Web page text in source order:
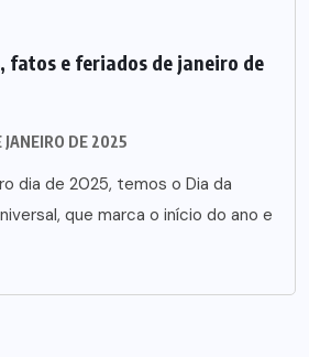
fatos e feriados de janeiro de
JANEIRO DE 2025
dia de 2025, temos o Dia da
que marca o início do ano e